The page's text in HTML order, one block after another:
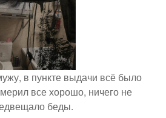
в пункте выдачи всё было
все хорошо, ничего не
беды.